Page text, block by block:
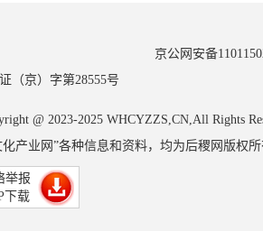
京公网安备
（京）字第28555号
@ 2023-2025 WHCYZZS,CN,All Rights
产业网”各种信息和资料，均为后稷网版权
举报
下载